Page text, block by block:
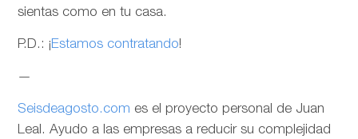
sientas como en tu casa.
P.D.: ¡Estamos contratando!
—
Seisdeagosto.com es el proyecto personal de Juan
Leal. Ayudo a las empresas a reducir su complejidad